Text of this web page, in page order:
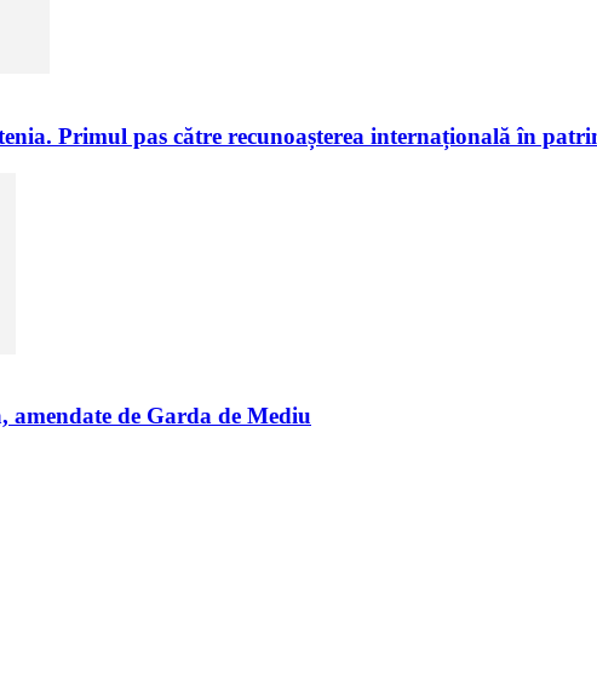
Primul pas către recunoașterea internațională în
de Garda de Mediu